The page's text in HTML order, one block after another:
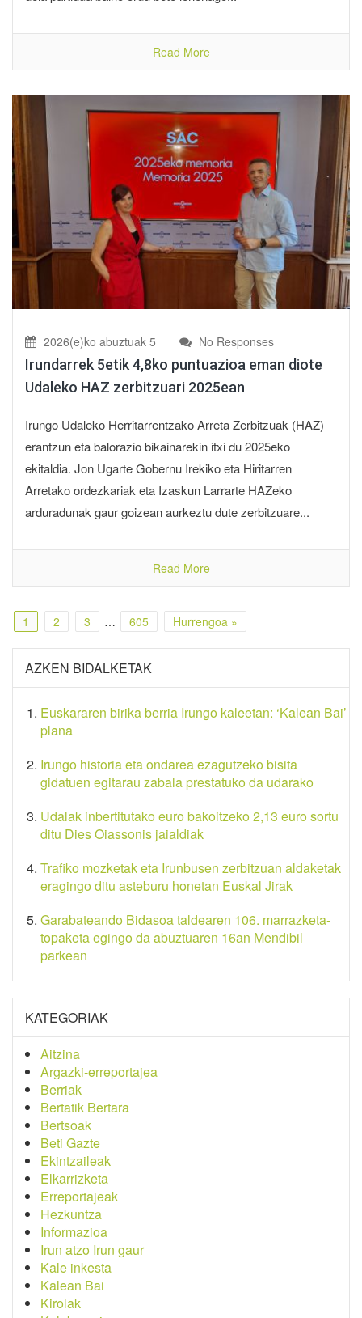
Read More
2026(e)ko abuztuak 5 No Responses
Irundarrek 5etik 4,8ko puntuazioa eman diote
Udaleko HAZ zerbitzuari 2025ean
Irungo Udaleko Herritarrentzako Arreta Zerbitzuak (HAZ)
erantzun eta balorazio bikainarekin itxi du 2025eko
ekitaldia. Jon Ugarte Gobernu Irekiko eta Hiritarren
Arretako ordezkariak eta Izaskun Larrarte HAZeko
arduradunak gaur goizean aurkeztu dute zerbitzuare...
Read More
1 2 3 … 605 Hurrengoa »
AZKEN BIDALKETAK
Euskararen birika berria Irungo kaleetan: ‘Kalean Bai’
plana
Irungo historia eta ondarea ezagutzeko bisita
gidatuen egitarau zabala prestatuko da udarako
Udalak inbertitutako euro bakoitzeko 2,13 euro sortu
ditu Dies Oiassonis jaialdiak
Trafiko mozketak eta Irunbusen zerbitzuan aldaketak
eragingo ditu asteburu honetan Euskal Jirak
Garabateando Bidasoa taldearen 106. marrazketa-
topaketa egingo da abuztuaren 16an Mendibil
parkean
KATEGORIAK
Aitzina
Argazki-erreportajea
Berriak
Bertatik Bertara
Bertsoak
Beti Gazte
Ekintzaileak
Elkarrizketa
Erreportajeak
Hezkuntza
Informazioa
Irun atzo Irun gaur
Kale inkesta
Kalean Bai
Kirolak